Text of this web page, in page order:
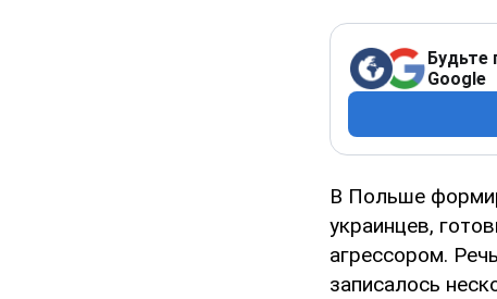
Будьте
Google
В Польше
украинцев,
агрессором.
записалось